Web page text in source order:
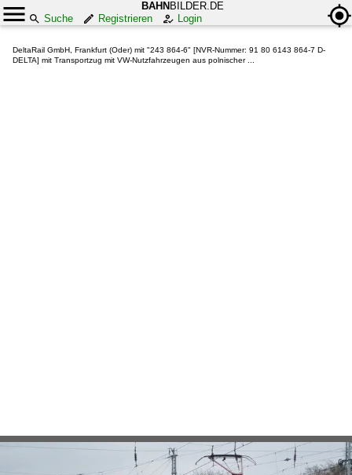
BAHN BILDER.DE
Suche
Registrieren Login
DeltaRail GmbH, Frankfurt (Oder) mit "243 864-6" [NVR-Nummer: 91 80 6143 864-7 D-
DELTA] mit Transportzug mit VW-Nutzfahrzeugen aus polnischer ...